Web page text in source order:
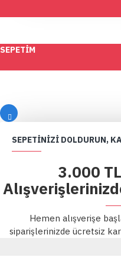
SEPETIM
SEPETINIZI DOLDURUN,
3.000
Hemen alışverişe
siparişlerinizde ücretsiz